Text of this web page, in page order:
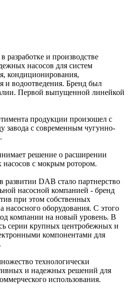
разработке и производстве
насосов для систем
кондиционирования,
и водоотведения. Бренд был
Первой выпущенной линейкой
продукции произошел с
завода с современным чугунно-
решение о расширении
с мокрым ротором.
DAB стало партнерство
насосной компанией - бренд
при этом собственных
насосного оборудования. С этого
компании на новый уровень. В
серии крупных центробежных и
компонентами для
технологически
и надежных решений для
использования.